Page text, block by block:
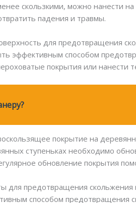
скользкими, можно нанести
падения и травмы.
для предотвращения
эффективным способом
покрытия или нанести
покрытие на
ступеньках необходимо
обновление покрытия
для предотвращения скольжения
способом предотвращения